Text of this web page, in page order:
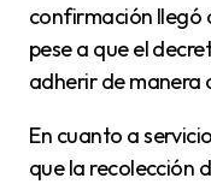
confirmación llegó
pese a que el
adherir de manera
En cuanto a servicios urbanos, el municipio informó
que la recolección